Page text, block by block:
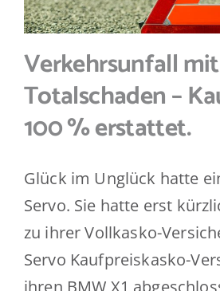
Verkehrsunfall mit
Totalschaden –
100 % erstattet.
Glück im Unglück hatte
Servo. Sie hatte erst
zu ihrer Vollkasko-
Servo Kaufpreiskasko-
ihren BMW X1